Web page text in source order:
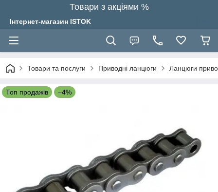
Товари з акціями %
Інтернет-магазин ISTOK
Товари та послуги Приводні ланцюги Ланцюги
Топ продажів –4%